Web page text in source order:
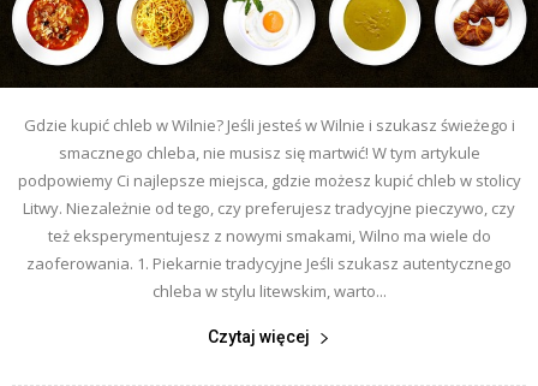
Gdzie kupić chleb w Wilnie? Jeśli jesteś w Wilnie i szukasz świeżego i
smacznego chleba, nie musisz się martwić! W tym artykule
podpowiemy Ci najlepsze miejsca, gdzie możesz kupić chleb w stolicy
Litwy. Niezależnie od tego, czy preferujesz tradycyjne pieczywo, czy
też eksperymentujesz z nowymi smakami, Wilno ma wiele do
zaoferowania. 1. Piekarnie tradycyjne Jeśli szukasz autentycznego
chleba w stylu litewskim, warto...
Czytaj więcej